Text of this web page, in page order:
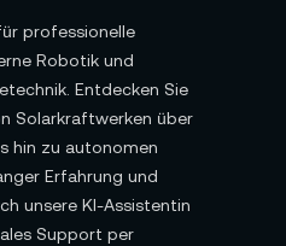
professionelle
Robotik und
Entdecken Sie
Solarkraftwerken über
hin zu autonomen
Erfahrung und
unsere KI-Assistentin
Support per